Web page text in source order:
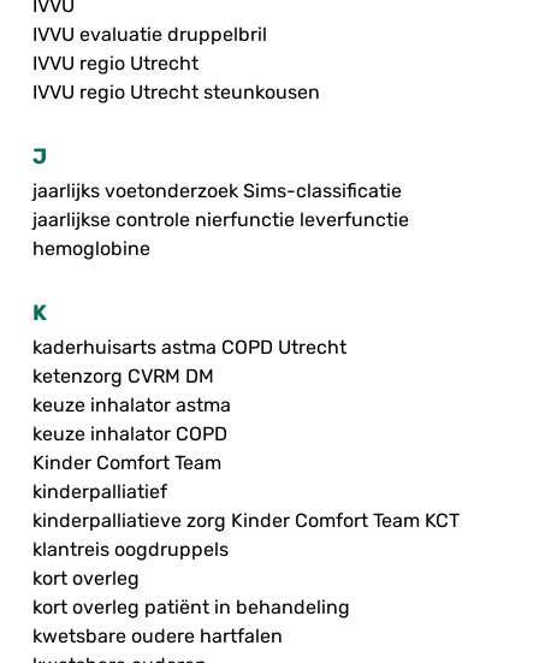
IVVU
IVVU evaluatie druppelbril
IVVU regio Utrecht
IVVU regio Utrecht steunkousen
J
jaarlijks voetonderzoek Sims-classificatie
jaarlijkse controle nierfunctie leverfunctie
hemoglobine
K
kaderhuisarts astma COPD Utrecht
ketenzorg CVRM DM
keuze inhalator astma
keuze inhalator COPD
Kinder Comfort Team
kinderpalliatief
kinderpalliatieve zorg Kinder Comfort Team KCT
klantreis oogdruppels
kort overleg
kort overleg patiënt in behandeling
kwetsbare oudere hartfalen